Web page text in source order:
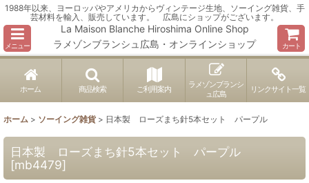
1988年以来、ヨーロッパやアメリカからヴィンテージ生地、ソーイング雑貨、手
芸材料を輸入、販売しています。 広島にショップがございます。
メニュー
La Maison Blanche Hiroshima Online Shop
ラメゾンブランシュ広島・オンラインショップ
カート
ホーム 商品検索 ご利用案内
ラメゾンブランシ
ュ広島
リンクサイト一覧
ホーム > ソーイング雑貨 > 日本製 ローズまち針5本セット パープル
日本製 ローズまち針5本セット パープル
[mb4479]